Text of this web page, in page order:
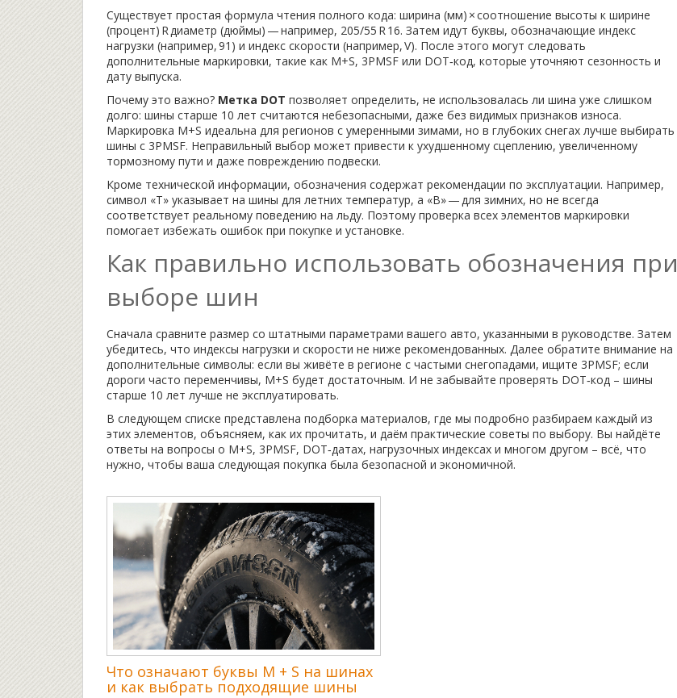
Существует простая формула чтения полного кода: ширина (мм) × соотношение высоты к ширине
(процент) R диаметр (дюймы) — например, 205/55 R 16. Затем идут буквы, обозначающие индекс
нагрузки (например, 91) и индекс скорости (например, V). После этого могут следовать
дополнительные маркировки, такие как M+S, 3PMSF или DOT‑код, которые уточняют сезонность и
дату выпуска.
Почему это важно? Метка DOT позволяет определить, не использовалась ли шина уже слишком
долго: шины старше 10 лет считаются небезопасными, даже без видимых признаков износа.
Маркировка M+S идеальна для регионов с умеренными зимами, но в глубоких снегах лучше выбирать
шины с 3PMSF. Неправильный выбор может привести к ухудшенному сцеплению, увеличенному
тормозному пути и даже повреждению подвески.
Кроме технической информации, обозначения содержат рекомендации по эксплуатации. Например,
символ «T» указывает на шины для летних температур, а «B» — для зимних, но не всегда
соответствует реальному поведению на льду. Поэтому проверка всех элементов маркировки
помогает избежать ошибок при покупке и установке.
Как правильно использовать обозначения при
выборе шин
Сначала сравните размер со штатными параметрами вашего авто, указанными в руководстве. Затем
убедитесь, что индексы нагрузки и скорости не ниже рекомендованных. Далее обратите внимание на
дополнительные символы: если вы живёте в регионе с частыми снегопадами, ищите 3PMSF; если
дороги часто переменчивы, M+S будет достаточным. И не забывайте проверять DOT‑код – шины
старше 10 лет лучше не эксплуатировать.
В следующем списке представлена подборка материалов, где мы подробно разбираем каждый из
этих элементов, объясняем, как их прочитать, и даём практические советы по выбору. Вы найдёте
ответы на вопросы о M+S, 3PMSF, DOT‑датах, нагрузочных индексах и многом другом – всё, что
нужно, чтобы ваша следующая покупка была безопасной и экономичной.
Что означают буквы M + S на шинах
и как выбрать подходящие шины